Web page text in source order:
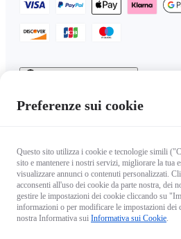
Preferenze sui cookie
Questo sito utilizza i cookie e tecnologie simili
sito e mantenere i nostri servizi, migliorare la tua
visualizzare annunci o contenuti personalizzati.
acconsenti all'uso dei cookie da parte nostra, dei
gestire le impostazioni dei cookie cliccando su
informazioni o per modificare le impostazioni dei
nostra Informativa sui Informativa sui Cookie.